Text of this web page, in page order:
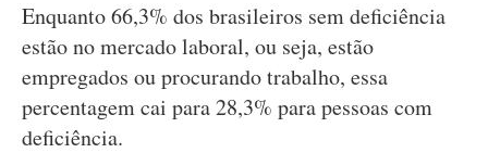
Enquanto 66,3% dos brasileiros sem deficiência
estão no mercado laboral, ou seja, estão
empregados ou procurando trabalho, essa
percentagem cai para 28,3% para pessoas com
deficiência.